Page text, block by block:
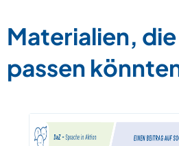
Materialien,
passen